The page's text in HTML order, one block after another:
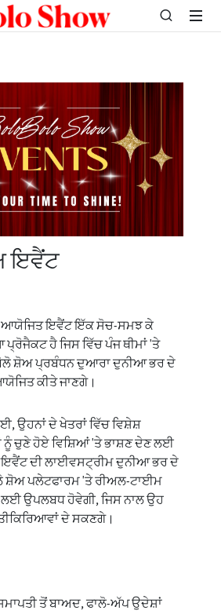
ਇਵੈਂਟ
ਇਵੈਂਟ ਇੱਕ ਸੋਚ-ਸਮਝ ਕੇ
ਪ੍ਰੋਜੈਕਟ ਹੈ ਜਿਸ ਵਿੱਚ ਪੰਜ ਥੀਮਾਂ 'ਤੇ
ਸ਼ੋਅ ਪ੍ਰਬੰਧਨ ਦੁਆਰਾ ਦੁਨੀਆ ਭਰ ਦੇ
ਕੀਤੇ ਜਾਣਗੇ।
ਉਹਨਾਂ ਦੇ ਖੇਤਰਾਂ ਵਿੱਚ ਵਿਸ਼ੇਸ਼
ਨੂੰ ਚੁਣੇ ਹੋਏ ਵਿਸ਼ਿਆਂ 'ਤੇ ਭਾਸ਼ਣ ਦੇਣ ਲਈ
ਇਵੈਂਟ ਦੀ ਲਾਈਵਸਟ੍ਰੀਮ ਦੁਨੀਆ ਭਰ ਦੇ
ਪਲੇਟਫਾਰਮ 'ਤੇ ਰੀਅਲ-ਟਾਈਮ
ਉਪਲਬਧ ਹੋਵੇਗੀ, ਜਿਸ ਨਾਲ ਉਹ
ਦੇ ਸਕਣਗੇ।
ਤੋਂ ਬਾਅਦ, ਫਾਲੋ-ਅੱਪ ਉਦੇਸ਼ਾਂ